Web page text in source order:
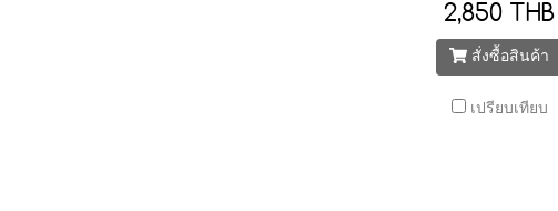
2,850 THB
สั่งซื้อสินค้า
เปรียบเทียบ